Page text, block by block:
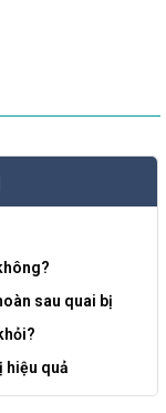
sau quai bị
hiệu quả